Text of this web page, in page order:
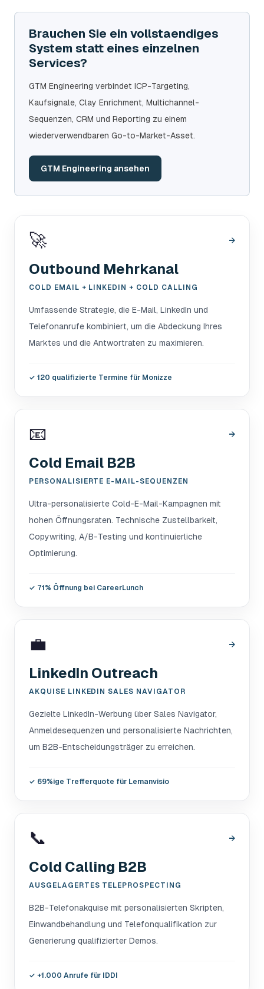
Brauchen Sie ein vollstaendiges
System statt eines einzelnen
Services?
GTM Engineering verbindet ICP-Targeting,
Kaufsignale, Clay Enrichment, Multichannel-
Sequenzen, CRM und Reporting zu einem
wiederverwendbaren Go-to-Market-Asset.
GTM Engineering ansehen
🚀 →
Outbound Mehrkanal
COLD EMAIL + LINKEDIN + COLD CALLING
Umfassende Strategie, die E-Mail, LinkedIn und
Telefonanrufe kombiniert, um die Abdeckung Ihres
Marktes und die Antwortraten zu maximieren.
✓ 120 qualifizierte Termine für Monizze
📧 →
Cold Email B2B
PERSONALISIERTE E-MAIL-SEQUENZEN
Ultra-personalisierte Cold-E-Mail-Kampagnen mit
hohen Öffnungsraten. Technische Zustellbarkeit,
Copywriting, A/B-Testing und kontinuierliche
Optimierung.
✓ 71% Öffnung bei CareerLunch
💼 →
LinkedIn Outreach
AKQUISE LINKEDIN SALES NAVIGATOR
Gezielte LinkedIn-Werbung über Sales Navigator,
Anmeldesequenzen und personalisierte Nachrichten,
um B2B-Entscheidungsträger zu erreichen.
✓ 69%ige Trefferquote für Lemanvisio
📞 →
Cold Calling B2B
AUSGELAGERTES TELEPROSPECTING
B2B-Telefonakquise mit personalisierten Skripten,
Einwandbehandlung und Telefonqualifikation zur
Generierung qualifizierter Demos.
✓ +1.000 Anrufe für IDDI